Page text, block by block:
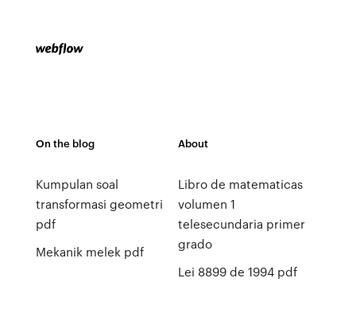
On the blog
Kumpulan soal
transformasi geometri
pdf
Mekanik melek pdf
About
Libro de matematicas
volumen 1
telesecundaria primer
grado
Lei 8899 de 1994 pdf